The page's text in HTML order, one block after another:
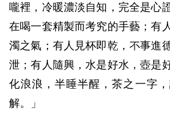
嚨裡，冷暖濃淡自知，完全是心
在喝一套精製而考究的手藝；有
濁之氣；有人見杯即乾，不事進
泄；有人隨興，水是好水，壺是
化浪浪，半睡半醒，茶之一字
解。」